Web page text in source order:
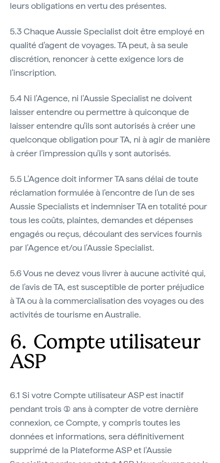
leurs obligations en vertu des présentes.
5.3 Chaque Aussie Specialist doit être employé en
qualité d'agent de voyages. TA peut, à sa seule
discrétion, renoncer à cette exigence lors de
l'inscription.
5.4 Ni l'Agence, ni l'Aussie Specialist ne doivent
laisser entendre ou permettre à quiconque de
laisser entendre qu'ils sont autorisés à créer une
quelconque obligation pour TA, ni à agir de manière
à créer l'impression qu'ils y sont autorisés.
5.5 L'Agence doit informer TA sans délai de toute
réclamation formulée à l'encontre de l'un de ses
Aussie Specialists et indemniser TA en totalité pour
tous les coûts, plaintes, demandes et dépenses
engagés ou reçus, découlant des services fournis
par l'Agence et/ou l'Aussie Specialist.
5.6 Vous ne devez vous livrer à aucune activité qui,
de l'avis de TA, est susceptible de porter préjudice
à TA ou à la commercialisation des voyages ou des
activités de tourisme en Australie.
6. Compte utilisateur
ASP
6.1 Si votre Compte utilisateur ASP est inactif
pendant trois (3) ans à compter de votre dernière
connexion, ce Compte, y compris toutes les
données et informations, sera définitivement
supprimé de la Plateforme ASP et l'Aussie